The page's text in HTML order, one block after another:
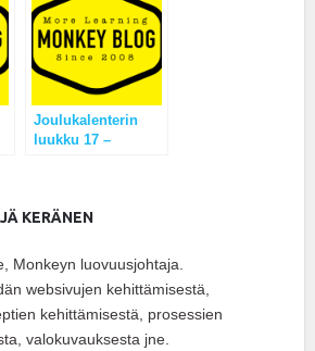
Joulukalenterin
luukku 17 –
KERÄNEN
Monkeyn luovuusjohtaja.
websivujen kehittämisestä,
kehittämisestä, prosessien
valokuvauksesta jne.